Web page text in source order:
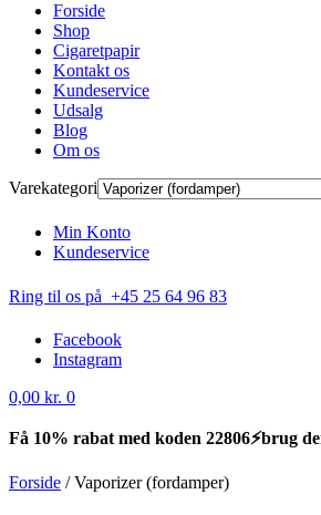
Forside
Shop
Cigaretpapir
Kontakt os
Kundeservice
Udsalg
Blog
Om os
Varekategori
Min Konto
Kundeservice
Ring til os på +45 25 64 96 83
Facebook
Instagram
0,00 kr. 0
Få 10% rabat med koden 22806⚡brug
Forside /Vaporizer (fordamper)